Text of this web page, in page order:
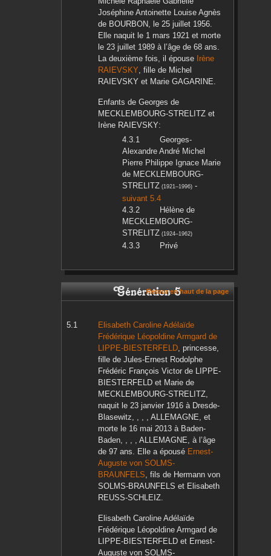
Joséphine Antoinette Louise Agnès
de BOURBON, le 25 juillet 1956.
Elle naquit le 1 mars 1921et morte
le 23 juillet 1989à l’âge de 68 ans.
La deuxième fois, il épouse Irène
RAIEVSKY, fille de Michel
RAIEVSKY et MarieGAGARINE.
Enfants de Georges de
MECKLEMBOURG-STRELITZet
IrèneRAIEVSKY:
Georges-
Alexandre André Michel
Pierre Philippe Ignace Marie
de MECKLEMBOURG-
STRELITZ(1921–1996)-
suivant 5.4
Hélènede
MECKLEMBOURG-
STRELITZ(1924–1962)
Privé
Génération 5Retour en haut de la page
Elisabeth Caroline Adélaïde
Frédérique Léopoldine Armgard de
LIPPE-BIESTERFELD, princesse,
fille de Jules-Ernest Rodolphe
Frédéric François Victorde LIPPE-
BIESTERFELDet Mariede
MECKLEMBOURG-STRELITZ,
naquit le 23 janvier 1916à Dresde-
Blasewitz, , , , ALLEMAGNE, et
morte le 16 mai 2013à Baden-
Baden, , , , ALLEMAGNE, à l’âge
de 97 ans. Elle a épousé Ernest-
Augustevon SOLMS-
BRAUNFELS, fils de Hermannvon
SOLMS-BRAUNFELS et Elisabeth
REUSS-SCHLEIZ.
Elisabeth Caroline Adélaïde
Frédérique Léopoldine Armgard de
LIPPE-BIESTERFELDet Ernest-
Augustevon SOLMS-